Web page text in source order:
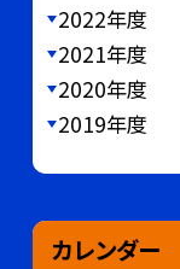
2022年度
2021年度
2020年度
2019年度
カレンダー